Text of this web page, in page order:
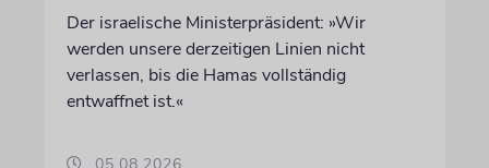
Der israelische Ministerpräsident: »Wir
werden unsere derzeitigen Linien nicht
verlassen, bis die Hamas vollständig
entwaffnet ist.«
05.08.2026